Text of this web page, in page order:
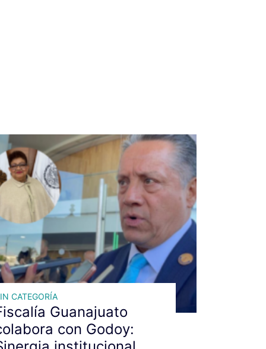
CATEGORÍA
Guanajuato
con Godoy: